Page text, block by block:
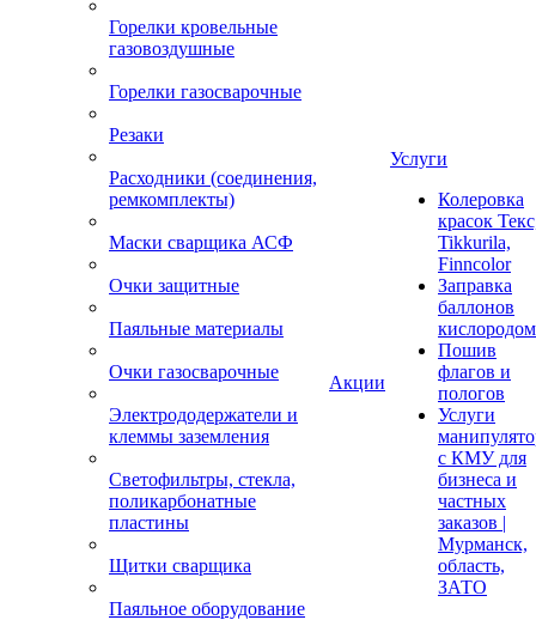
Горелки кровельные
газовоздушные
Горелки газосварочные
Резаки
Расходники (соединения,
ремкомплекты)
Маски сварщика АСФ
Очки защитные
Паяльные материалы
Очки газосварочные
Электрододержатели и
клеммы заземления
Светофильтры, стекла,
поликарбонатные
пластины
Щитки сварщика
Паяльное оборудование
Акции
Услуги
Колеровка
красок
Tikkurila,
Finncolor
Заправка
баллонов
кислородом
Пошив
флагов и
пологов
Услуги
с КМУ для
бизнеса и
частных
заказов |
Мурманск,
область,
ЗАТО